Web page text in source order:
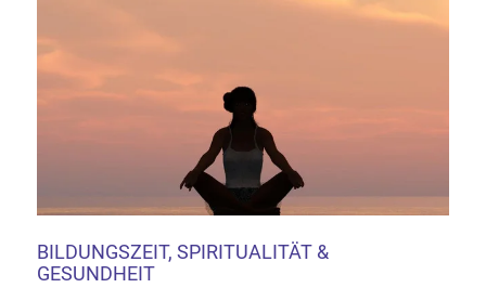
BILDUNGSZEIT, SPIRITUALITÄT &
GESUNDHEIT